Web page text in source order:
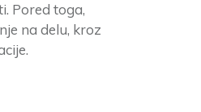
Pored toga,
na delu, kroz